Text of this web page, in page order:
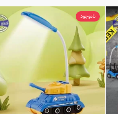
ناموجود